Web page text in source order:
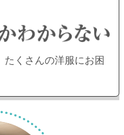
たくさんの洋服にお困